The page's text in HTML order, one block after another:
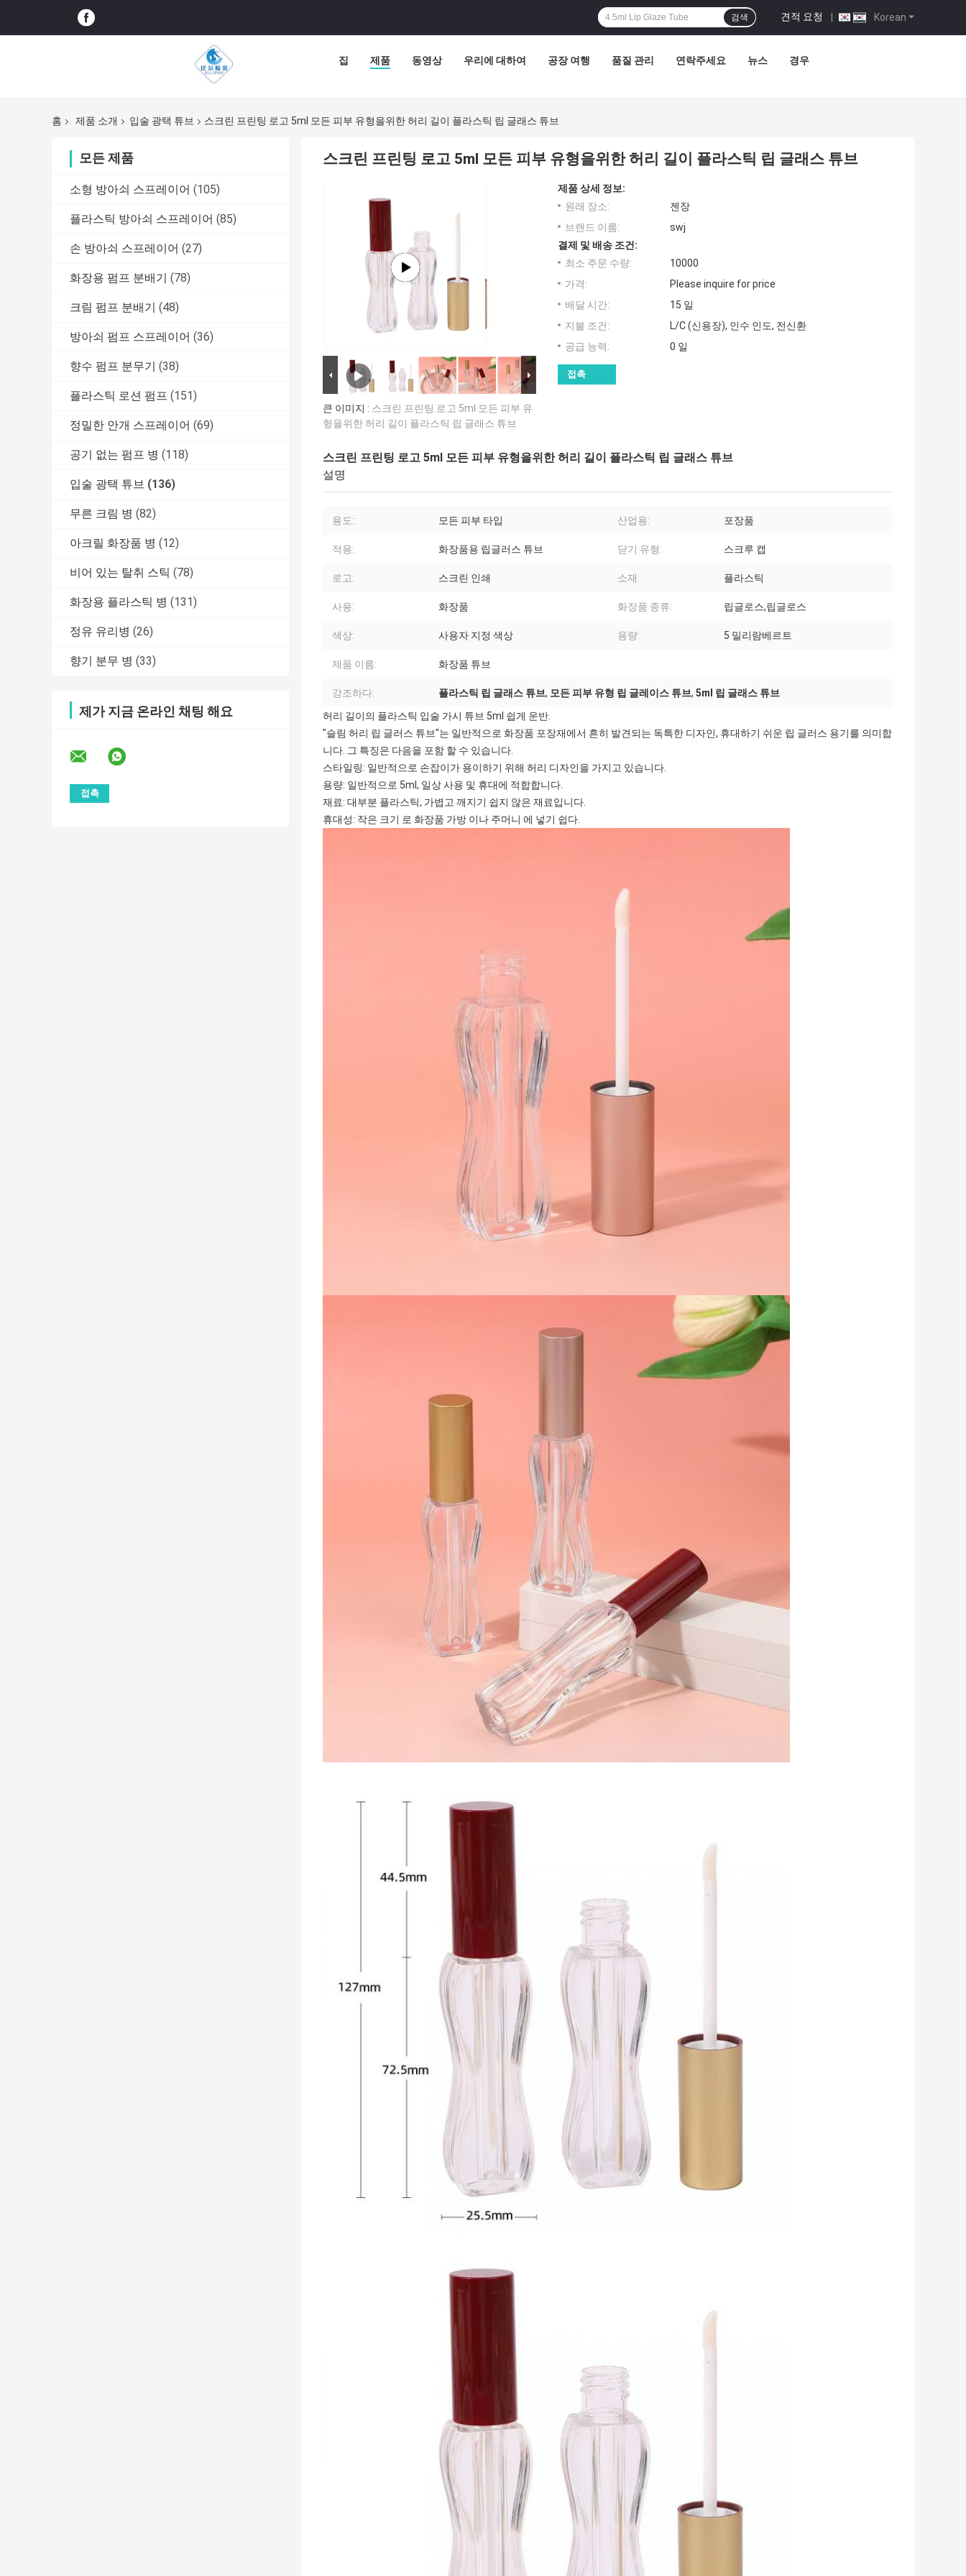
Korean
견적 요청 |
검색
집 제품 동영상 우리에 대하여 공장 여행 품질 관리 연락주세요 뉴스 경우
홈 제품 소개 입술 광택 튜브 스크린 프린팅 로고 5ml 모든 피부 유형을위한 허리 길이 플라스틱 립 글래스 튜브
모든 제품
소형 방아쇠 스프레이어 (105)
플라스틱 방아쇠 스프레이어 (85)
손 방아쇠 스프레이어 (27)
화장용 펌프 분배기 (78)
크림 펌프 분배기 (48)
방아쇠 펌프 스프레이어 (36)
향수 펌프 분무기 (38)
플라스틱 로션 펌프 (151)
정밀한 안개 스프레이어 (69)
공기 없는 펌프 병 (118)
입술 광택 튜브 (136)
무른 크림 병 (82)
아크릴 화장품 병 (12)
비어 있는 탈취 스틱 (78)
화장용 플라스틱 병 (131)
정유 유리병 (26)
향기 분무 병 (33)
제가 지금 온라인 채팅 해요
스크린 프린팅 로고 5ml 모든 피부 유형을위한 허리 길이 플라스틱 립 글래스 튜브
큰 이미지 : 스크린 프린팅 로고 5ml 모든 피부 유
형을위한 허리 길이 플라스틱 립 글래스 튜브
제품 상세 정보:
원래 장소:
젠장
브랜드 이름:
swj
결제 및 배송 조건:
최소 주문 수량:
10000
가격:
Please inquire for price
배달 시간:
15 일
지불 조건:
L/C (신용장), 인수 인도, 전신환
공급 능력:
0 일
접촉
스크린 프린팅 로고 5ml 모든 피부 유형을위한 허리 길이 플라스틱 립 글래스 튜브
설명
용도:: 모든 피부 타입 산업용: 포장품
적용: 화장품용 립글러스 튜브 닫기 유형: 스크루 캡
로고: 스크린 인쇄 소재: 플라스틱
사용: 화장품 화장품 종류: 립글로스,립글로스
색상: 사용자 지정 색상 용량: 5 밀리람베르트
제품 이름: 화장품 튜브
강조하다: 플라스틱 립 글래스 튜브, 모든 피부 유형 립 글레이스 튜브, 5ml 립 글래스 튜브
허리 길이의 플라스틱 입술 가시 튜브 5ml 쉽게 운반.
"슬림 허리 립 글러스 튜브"는 일반적으로 화장품 포장재에서 흔히 발견되는 독특한 디자인, 휴대하기 쉬운 립 글러스 용기를 의미합
니다. 그 특징은 다음을 포함 할 수 있습니다.
스타일링: 일반적으로 손잡이가 용이하기 위해 허리 디자인을 가지고 있습니다.
용량: 일반적으로 5ml, 일상 사용 및 휴대에 적합합니다.
재료: 대부분 플라스틱, 가볍고 깨지기 쉽지 않은 재료입니다.
휴대성: 작은 크기 로 화장품 가방 이나 주머니 에 넣기 쉽다.